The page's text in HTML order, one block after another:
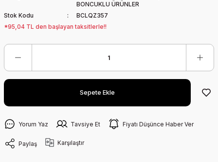
BONCUKLU ÜRÜNLER
Stok Kodu
BCLQZ357
*95,04 TL den başlayan taksitlerle!!
Sepete Ekle
Yorum Yaz Tavsiye Et Fiyatı Düşünce Haber Ver
Paylaş Karşılaştır